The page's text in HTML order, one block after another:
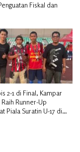
Fiskal dan
2-1 di Final, Kampar
Raih Runner-Up
Piala Suratin U-17 di